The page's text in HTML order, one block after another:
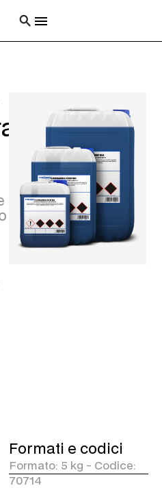
Formati e codici
Formato: 5 kg - Codice:
70714